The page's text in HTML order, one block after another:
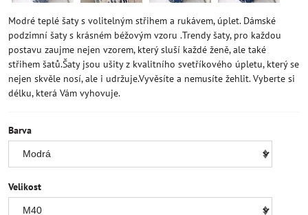
Modré teplé šaty s volitelným střihem a rukávem, úplet. Dámské
podzimní šaty s krásném béžovým vzoru .Trendy šaty, pro každou
postavu zaujme nejen vzorem, který sluší každé ženě, ale také
střihem šatů.Šaty jsou ušity z kvalitního svetříkového úpletu, který se
nejen skvěle nosí, ale i udržuje.Vyvěsíte a nemusíte žehlit. Vyberte si
délku, která Vám vyhovuje.
Barva
Velikost